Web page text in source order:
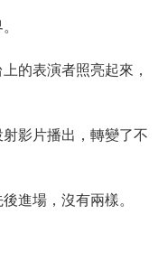
的表演者照亮起來，
影片播出，轉變了不
進場，沒有兩樣。